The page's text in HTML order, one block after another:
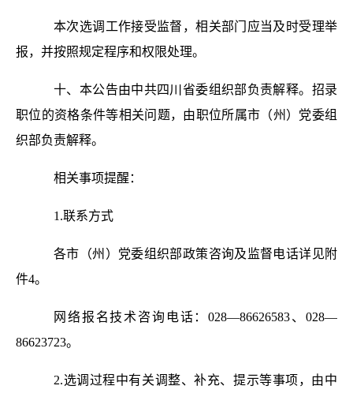
本次选调工作接受监督，相关部门应当及时受理举
报，并按照规定程序和权限处理。
十、本公告由中共四川省委组织部负责解释。招录
职位的资格条件等相关问题，由职位所属市（州）党委组
织部负责解释。
相关事项提醒：
1.联系方式
各市（州）党委组织部政策咨询及监督电话详见附
件4。
网络报名技术咨询电话：028—86626583、028—
86623723。
2.选调过程中有关调整、补充、提示等事项，由中